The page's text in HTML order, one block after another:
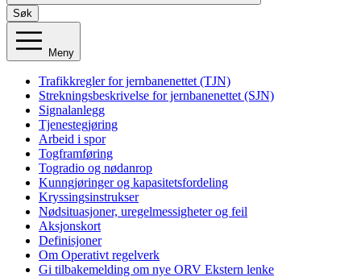
Søk
Meny
Trafikkregler for jernbanenettet (TJN)
Strekningsbeskrivelse for jernbanenettet (SJN)
Signalanlegg
Tjenestegjøring
Arbeid i spor
Togframføring
Togradio og nødanrop
Kunngjøringer og kapasitetsfordeling
Kryssingsinstrukser
Nødsituasjoner, uregelmessigheter og feil
Aksjonskort
Definisjoner
Om Operativt regelverk
Gi tilbakemelding om nye ORV Ekstern lenke